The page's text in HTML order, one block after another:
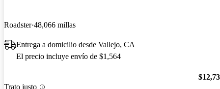
Roadster 48,066 millas
Entrega a domicilio desde Vallejo, CA
El precio incluye envío de $1,564
Trato justo